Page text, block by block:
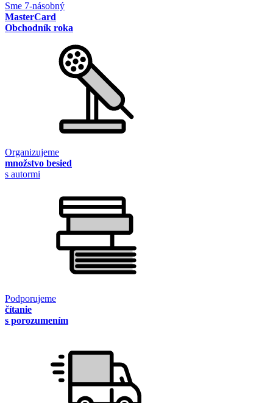
Sme 7-násobný
MasterCard
Obchodník roka
Organizujeme
množstvo besied
s autormi
Podporujeme
čítanie
s porozumením